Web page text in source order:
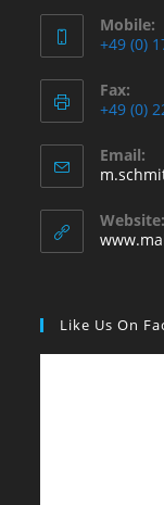
Mobile:
+49 (0)
Fax:
+49 (0)
Email:
Website:
Like Us On